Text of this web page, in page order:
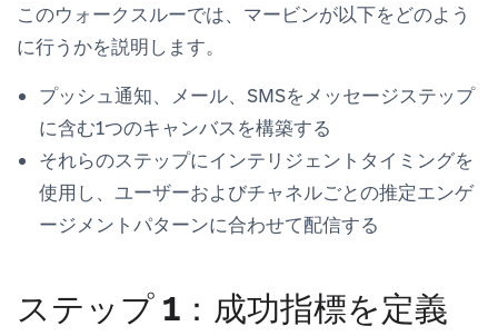
このウォークスルーでは、マービンが以下をどのよう
に行うかを説明します。
プッシュ通知、メール、SMSをメッセージステップ
に含む1つのキャンバスを構築する
それらのステップにインテリジェントタイミングを
使用し、ユーザーおよびチャネルごとの推定エンゲ
ージメントパターンに合わせて配信する
ステップ 1：成功指標を定義